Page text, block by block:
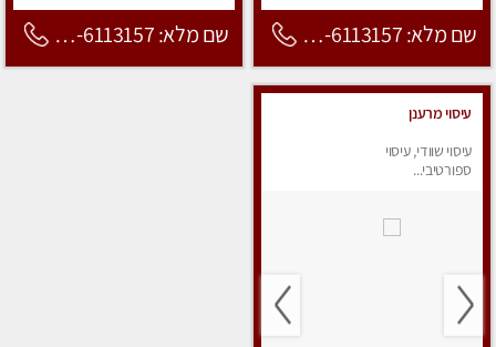
שם מלא: 053-6113157 שם מלא: 053-6113157
עיסוי מרענן
עיסוי שוודי, עיסוי
ספורטיבי...